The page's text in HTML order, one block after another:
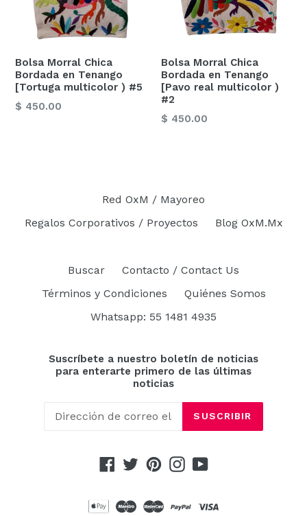
Bolsa Morral Chica
Bordada en Tenango
[Tortuga multicolor ) #5
Precio
$ 450.00
Bolsa Morral Chica
Bordada en Tenango
[Pavo real multicolor )
#2
Precio
$ 450.00
Red OxM / Mayoreo
Regalos Corporativos / Proyectos
Blog OxM.Mx
Buscar
Contacto / Contact Us
Términos y Condiciones
Quiénes Somos
Whatsapp: 55 1481 4935
Suscríbete a nuestro boletín de noticias
para enterarte primero de las últimas
noticias
SUSCRIBIR
Facebook
TwitterPinterestInstagram
YouTube